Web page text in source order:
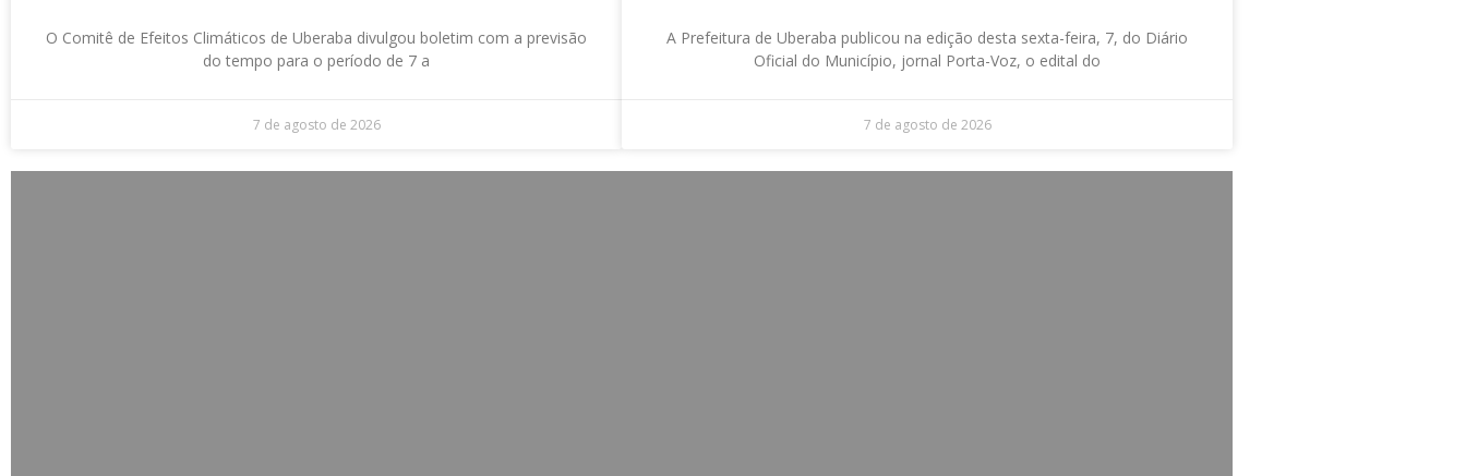
O Comitê de Efeitos Climáticos de Uberaba divulgou boletim com a previsão
do tempo para o período de 7 a
7 de agosto de 2026
A Prefeitura de Uberaba publicou na edição desta sexta-feira, 7, do Diário
Oficial do Município, jornal Porta-Voz, o edital do
7 de agosto de 2026